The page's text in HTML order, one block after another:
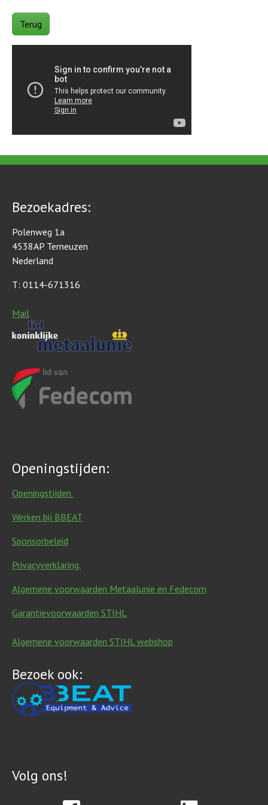
Terug
Bezoekadres:
Polenweg 1a
4538AP Terneuzen
Nederland
T: 0114-671316
Mail
Openingstijden:
Openingstijden
Werken bij BBEAT
Sponsorbeleid
Privacyverklaring.
Algemene voorwaarden Metaalunie en Fedecom
Garantievoorwaarden STIHL
Algemene voorwaarden STIHL webshop
Bezoek ook:
Volg ons!